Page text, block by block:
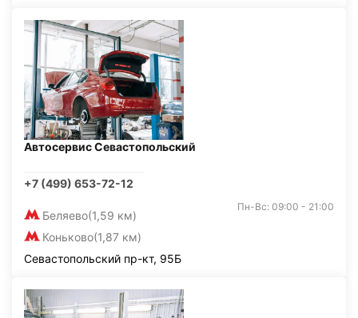
Автосервис Севастопольский
+7 (499) 653-72-12
Беляево(1,59 км)
Коньково(1,87 км)
Пн-Вс: 09:00 - 21:00
Севастопольский пр-кт, 95Б